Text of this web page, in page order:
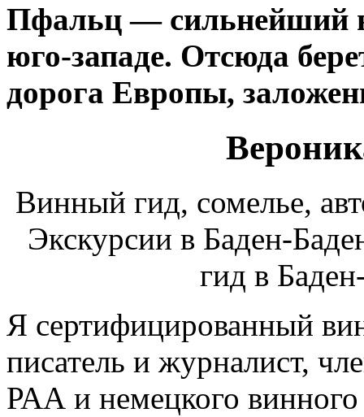
Пфальц — сильнейший
юго-западе. Отсюда
дорога Европы,
Винный гид, сомелье,
Экскурсии в Баден-
гид в
Я сертифицированный
писатель и журналист,
РАА и немецкого